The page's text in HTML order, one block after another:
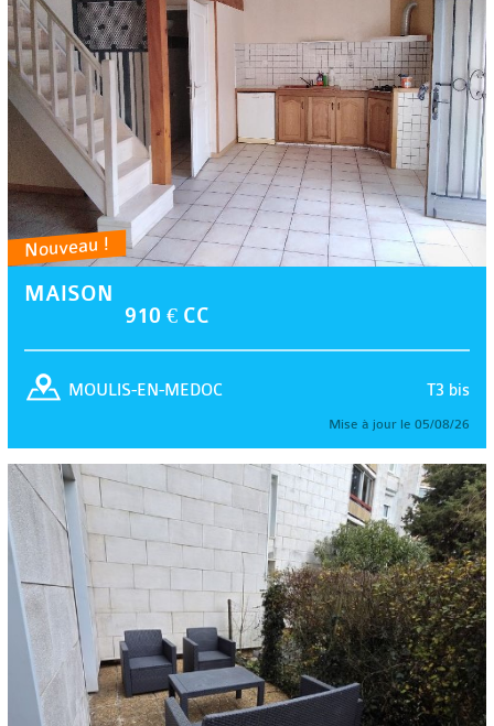
Nouveau !
MAISON
910 € CC
T3 bis
MOULIS-EN-MEDOC
Mise à jour le 05/08/26